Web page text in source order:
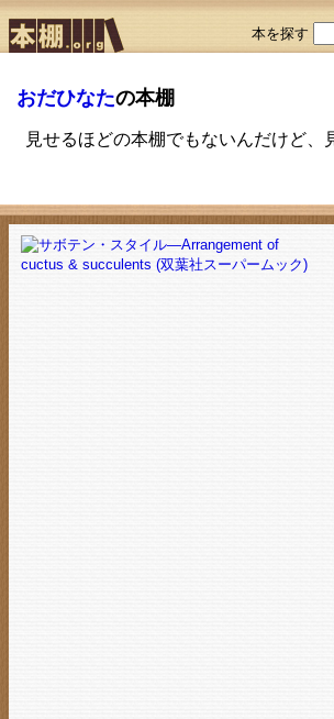
本を探す
おだひなたの本棚
見せるほどの本棚でもないんだけど